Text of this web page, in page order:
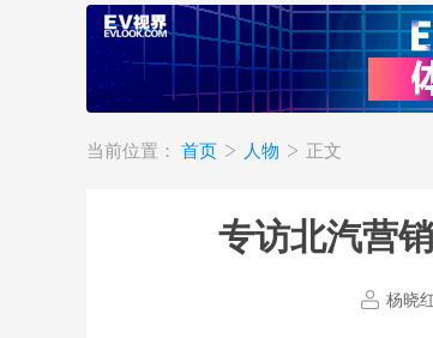
当前位置： 首页 人物 正文
专访北汽营
杨晓